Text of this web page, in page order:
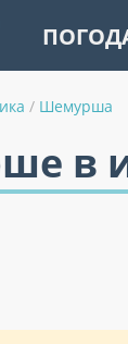
/ Шемурша
в